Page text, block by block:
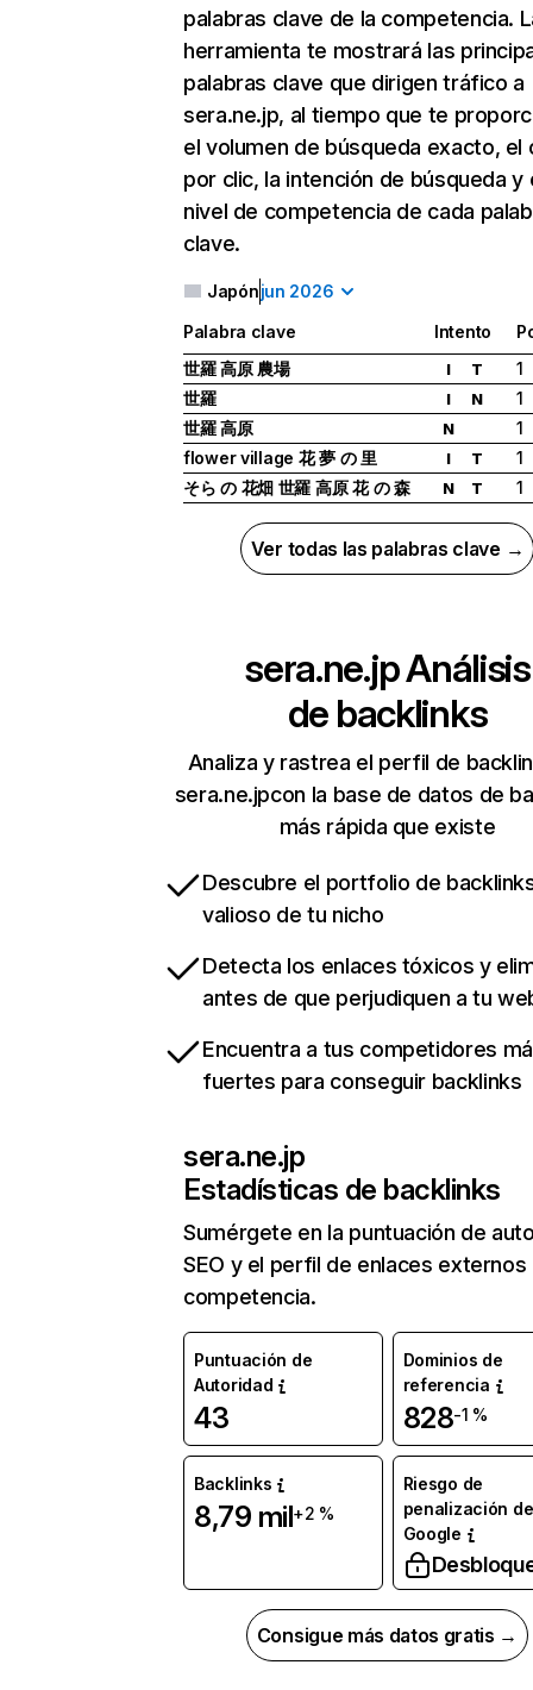
palabras clave de la competencia.
herramienta te mostrará las
palabras clave que dirigen tráfico a
sera.ne.jp, al tiempo que te
el volumen de búsqueda exacto, el
por clic, la intención de búsqueda y
nivel de competencia de cada
clave.
Japónjun 2026
Palabra clave Intento
世羅 高原 農場
I T
1
世羅
I N
1
世羅 高原
N
1
flower village 花 夢 の 里
I T
1
そら の 花畑 世羅 高原 花 の 森
N T 1
Ver todas las palabras clave →
sera.ne.jpAnálisis
de backlinks
Analiza y rastrea el perfil de
sera.ne.jpcon la base de datos de
más rápida que existe
Descubre el portfolio de
valioso de tu nicho
Detecta los enlaces tóxicos y
antes de que perjudiquen a tu
Encuentra a tus competidores
fuertes para conseguir backlinks
sera.ne.jp
Estadísticas de backlinks
Sumérgete en la puntuación de
SEO y el perfil de enlaces externos
competencia.
Puntuación de
Autoridad
43
Dominios de
referencia
828-1 %
Backlinks
8,79 mil+2 %
Riesgo de
penalización de
Google
Consigue más datos gratis →